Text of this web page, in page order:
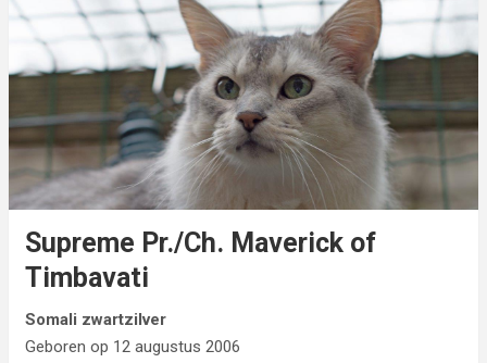
Supreme Pr./Ch. Maverick of
Timbavati
Somali zwartzilver
Geboren op 12 augustus 2006